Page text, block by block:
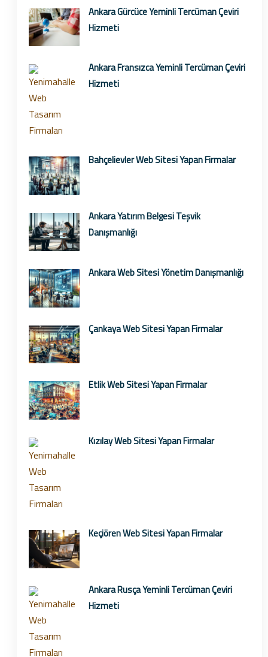
Ankara Gürcüce Yeminli Tercüman Çeviri
Hizmeti
Ankara Fransızca Yeminli Tercüman Çeviri
Hizmeti
Bahçelievler Web Sitesi Yapan Firmalar
Ankara Yatırım Belgesi Teşvik
Danışmanlığı
Ankara Web Sitesi Yönetim Danışmanlığı
Çankaya Web Sitesi Yapan Firmalar
Etlik Web Sitesi Yapan Firmalar
Kızılay Web Sitesi Yapan Firmalar
Keçiören Web Sitesi Yapan Firmalar
Ankara Rusça Yeminli Tercüman Çeviri
Hizmeti